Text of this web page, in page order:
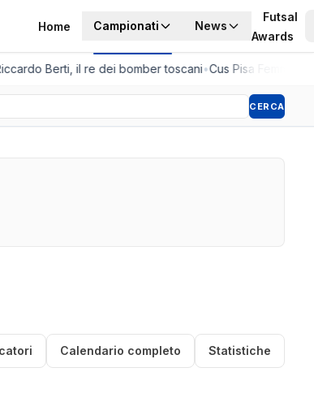
Home Campionati News
Futsal
Awards
Berti, il re dei bomber toscani•Cus Pisa Femminile,
CERCA
Calendario completo Statistiche